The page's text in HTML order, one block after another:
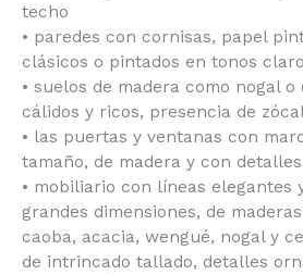
techo
• paredes con cornisas, papel
clásicos o pintados en tonos
• suelos de madera como nogal
cálidos y ricos, presencia de
• las puertas y ventanas con
tamaño, de madera y con
• mobiliario con líneas elegantes
grandes dimensiones, de
caoba, acacia, wengué, nogal y
de intrincado tallado, detalles